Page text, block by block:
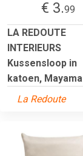
€ 3.99
LA REDOUTE
INTERIEURS
Kussensloop in
katoen, Mayama
La Redoute